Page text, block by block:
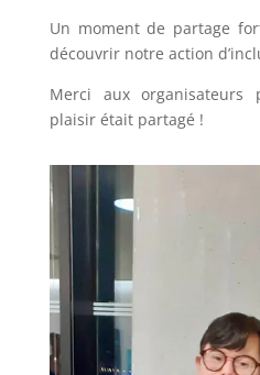
Un moment de partage
découvrir notre action
Merci aux organisateurs
plaisir était partagé !